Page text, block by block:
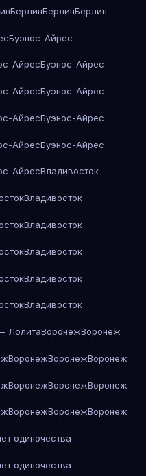
БерлинБерлинБерлин
Буэнос-Айрес
АйресБуэнос-Айрес
АйресБуэнос-Айрес
АйресБуэнос-Айрес
АйресБуэнос-Айрес
АйресВладивосток
Владивосток
Владивосток
Владивосток
Владивосток
Владивосток
ЛолитаВоронежВоронеж
ВоронежВоронежВоронеж
ВоронежВоронежВоронеж
ВоронежВоронежВоронеж
одиночества
одиночества